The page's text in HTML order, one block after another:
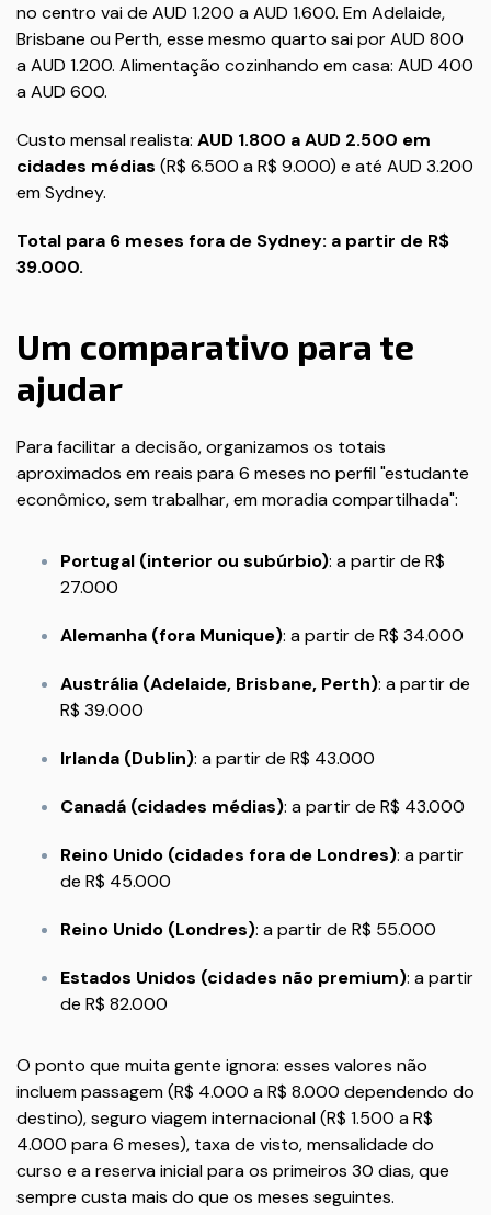
no centro vai de AUD 1.200 a AUD 1.600. Em Adelaide,
Brisbane ou Perth, esse mesmo quarto sai por AUD 800
a AUD 1.200. Alimentação cozinhando em casa: AUD 400
a AUD 600.
Custo mensal realista: AUD 1.800 a AUD 2.500 em
cidades médias (R$ 6.500 a R$ 9.000) e até AUD 3.200
em Sydney.
Total para 6 meses fora de Sydney: a partir de R$
39.000.
Um comparativo para te
ajudar
Para facilitar a decisão, organizamos os totais
aproximados em reais para 6 meses no perfil "estudante
econômico, sem trabalhar, em moradia compartilhada":
Portugal (interior ou subúrbio): a partir de R$
27.000
Alemanha (fora Munique): a partir de R$ 34.000
Austrália (Adelaide, Brisbane, Perth): a partir de
R$ 39.000
Irlanda (Dublin): a partir de R$ 43.000
Canadá (cidades médias): a partir de R$ 43.000
Reino Unido (cidades fora de Londres): a partir
de R$ 45.000
Reino Unido (Londres): a partir de R$ 55.000
Estados Unidos (cidades não premium): a partir
de R$ 82.000
O ponto que muita gente ignora: esses valores não
incluem passagem (R$ 4.000 a R$ 8.000 dependendo do
destino), seguro viagem internacional (R$ 1.500 a R$
4.000 para 6 meses), taxa de visto, mensalidade do
curso e a reserva inicial para os primeiros 30 dias, que
sempre custa mais do que os meses seguintes.